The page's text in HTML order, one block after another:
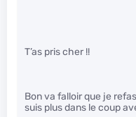
T’as pris cher !!
Bon va falloir que je
suis plus dans le coup